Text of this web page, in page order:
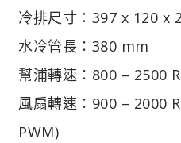
冷排尺寸：397 x 120 x
水冷管長：380 mm
幫浦轉速：800 – 2500
風扇轉速：900 – 2000
PWM)